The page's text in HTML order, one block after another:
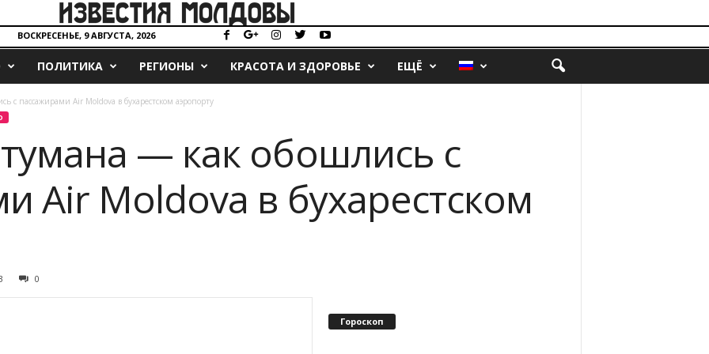
ВОСКРЕСЕНЬЕ, 9 АВГУСТА, 2026
ПОЛИТИКА РЕГИОНЫ КРАСОТА И ЗДОРОВЬЕ ЕЩЁ
с пассажирами Air Moldova в бухарестском аэропорту
— как обошлись с
Air Moldova в бухарестском
0
Гороскоп